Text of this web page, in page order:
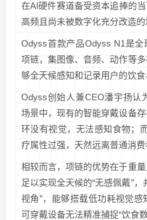
在AI硬件赛道备受资本追捧的
高频且尚未被数字化充分改造
Odyss首款产品Odyss N1是
项链，集图像、音频、动作等
够全天候感知和记录用户的饮食
Odyss创始人兼CEO潘宇扬认
场景中，现有的智能穿戴设备
环没有视觉，无法感知食物；
疗属性过强，天然远离普通消费
相较而言，项链的优势在于重
足以实现全天候的“无感佩戴”
视角”，能够搭载低功耗视觉
可穿戴设备无法精准捕捉“饮食数